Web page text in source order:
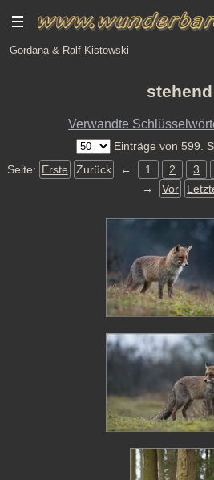
Gordana & Ralf Kistowski
stehend
Verwandte
Einträge von 599.
Seite: Erste Zurück ← 1 2 3
→
Vor